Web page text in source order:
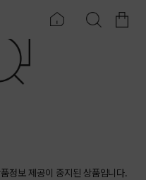
정보 제공이 중지된 상품입니다.